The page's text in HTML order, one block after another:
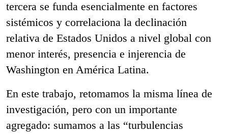
tercera se funda esencialmente en factores
sistémicos y correlaciona la declinación
relativa de Estados Unidos a nivel global con
menor interés, presencia e injerencia de
Washington en América Latina.
En este trabajo, retomamos la misma línea de
investigación, pero con un importante
agregado: sumamos a las “turbulencias